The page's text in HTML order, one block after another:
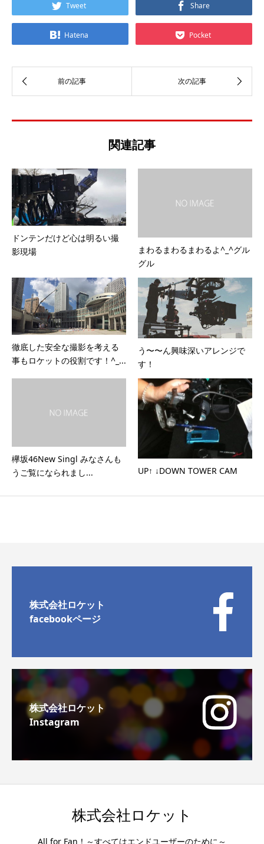
Tweet Share
Hatena Pocket
関連記事
ドンテンだけど心は明るい撮
影現場
まわるまわるまわるよ^_^グル
グル
徹底した安全な撮影を考える
事もロケットの役割です！^_...
う〜〜ん興味深いアレンジで
す！
欅坂46New Singl みなさんも
うご覧になられまし...
UP↑ ↓DOWN TOWER CAM
株式会社ロケット
facebookページ
株式会社ロケット
Instagram
株式会社ロケット
All for Fan！～すべてはエンドユーザーのために～